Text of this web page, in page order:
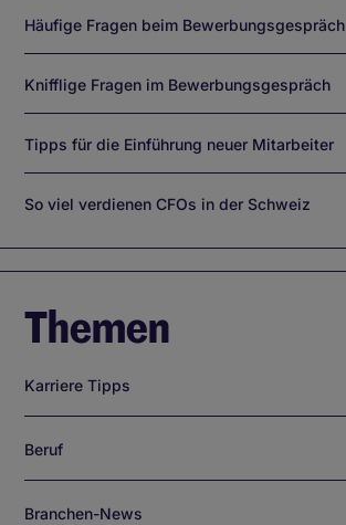
Häufige Fragen beim Bewerbungsgespräch
Knifflige Fragen im Bewerbungsgespräch
Tipps für die Einführung neuer Mitarbeiter
So viel verdienen CFOs in der Schweiz
Themen
Karriere Tipps
Beruf
Branchen-News